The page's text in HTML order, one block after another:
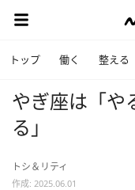
トップ 働く 整える
やぎ座は「や
る」
トシ＆リティ
作成: 2025.06.01